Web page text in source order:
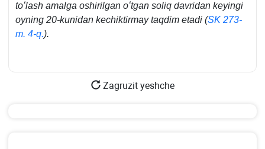
toʻlash amalga oshirilgan oʻtgan soliq davridan keyingi
oyning 20-kunidan kechiktirmay taqdim etadi (SK 273-
m. 4-q.).
Zagruzit yeshche